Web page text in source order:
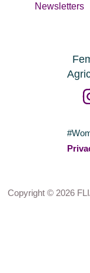
Newsletters
Copyright © 2026